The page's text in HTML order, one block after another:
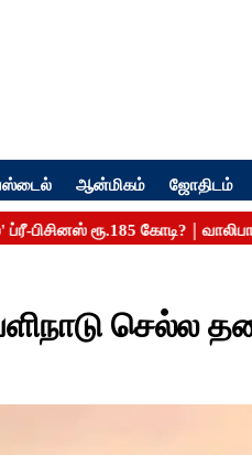
ஆன்மிகம் ஜோதிடம்
செல்ல